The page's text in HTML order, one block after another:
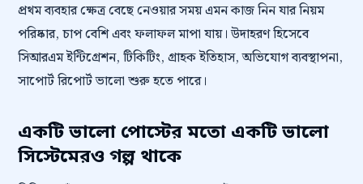
প্রথম ব্যবহার ক্ষেত্র বেছে নেওয়ার সময় এমন কাজ নিন যার নিয়ম
পরিষ্কার, চাপ বেশি এবং ফলাফল মাপা যায়। উদাহরণ হিসেবে
সিআরএম ইন্টিগ্রেশন, টিকিটিং, গ্রাহক ইতিহাস, অভিযোগ ব্যবস্থাপনা,
সাপোর্ট রিপোর্ট ভালো শুরু হতে পারে।
একটি ভালো পোস্টের মতো একটি ভালো
সিস্টেমেরও গল্প থাকে